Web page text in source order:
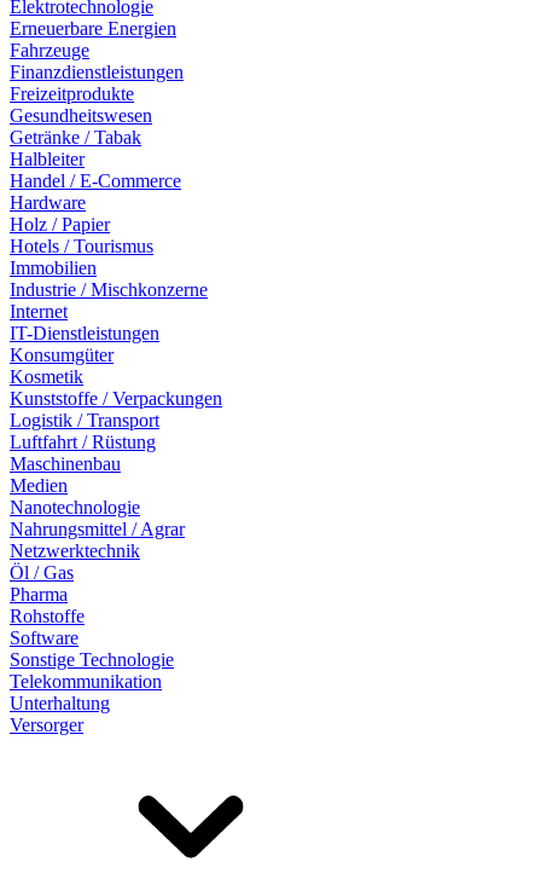
Elektrotechnologie
Erneuerbare Energien
Fahrzeuge
Finanzdienstleistungen
Freizeitprodukte
Gesundheitswesen
Getränke / Tabak
Halbleiter
Handel / E-Commerce
Hardware
Holz / Papier
Hotels / Tourismus
Immobilien
Industrie / Mischkonzerne
Internet
IT-Dienstleistungen
Konsumgüter
Kosmetik
Kunststoffe / Verpackungen
Logistik / Transport
Luftfahrt / Rüstung
Maschinenbau
Medien
Nanotechnologie
Nahrungsmittel / Agrar
Netzwerktechnik
Öl / Gas
Pharma
Rohstoffe
Software
Sonstige Technologie
Telekommunikation
Unterhaltung
Versorger